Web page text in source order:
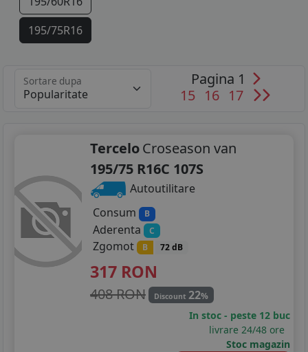
195/75R16
205/50R16
205/75R16
215/55R16
215/60R16
215/65R16
Sortare dupa
Pagina 1
15 16 17
TerceloCroseason van
195/75 R16C 107S
Autoutilitare
Consum
B
Aderenta C
Zgomot B 72 dB
317 RON
408 RON Discount 22%
In stoc - peste 12 buc
livrare 24/48 ore
Stoc magazin